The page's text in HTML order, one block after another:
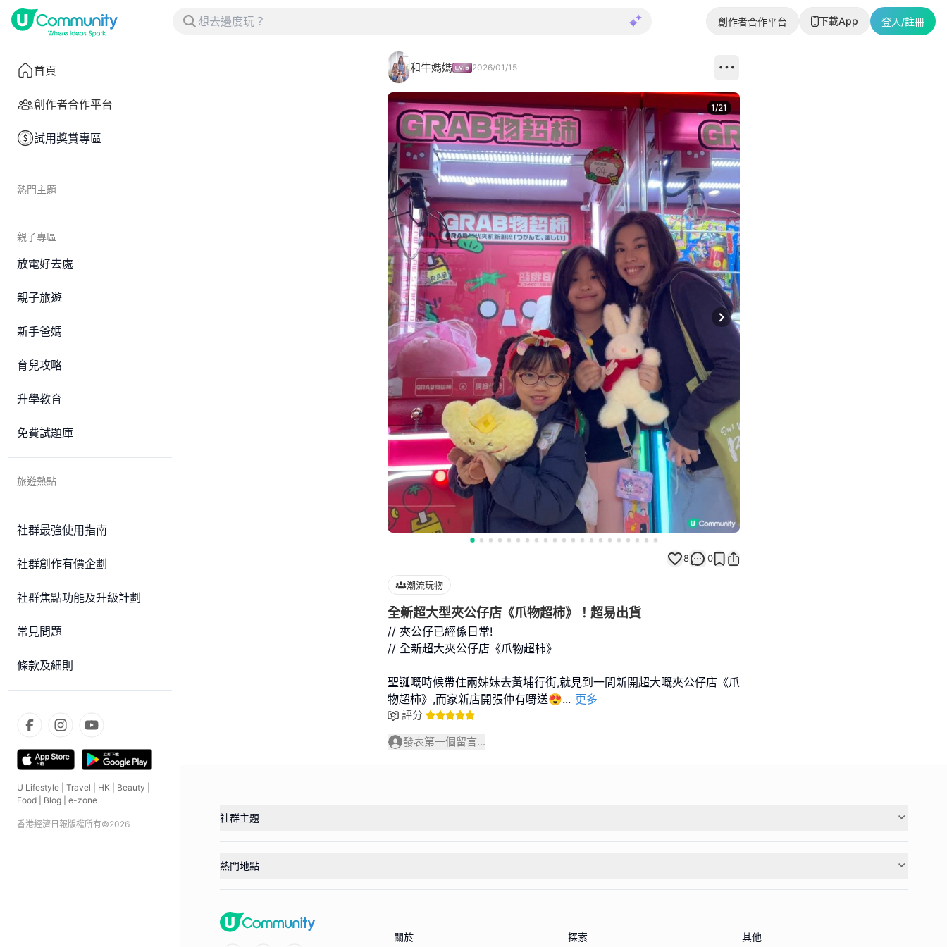
創作者合作平台 下載App 登入/註冊
首頁
創作者合作平台
試用獎賞專區
熱門主題
親子專區
放電好去處
親子旅遊
新手爸媽
育兒攻略
升學教育
免費試題庫
旅遊熱點
社群最強使用指南
社群創作有價企劃
社群焦點功能及升級計劃
常見問題
條款及細則
U Lifestyle Travel HK Beauty
Food
Blog e-zone
香港經濟日報版權所有©2026
和牛媽媽 2026/01/15
Next slide
1/21
8 0
潮流玩物
全新超大型夾公仔店《爪物超柿》！超易出貨
// 夾公仔已經係日常!
// 全新超大夾公仔店《爪物超柿》
聖誕嘅時候帶住兩姊妹去黃埔行街,就見到一間新開超大嘅夾公仔店《爪
物超柿》,而家新店開張仲有嘢送😍... 更多
評分
發表第一個留言...
社群主題
熱門地點
關於 探索 其他